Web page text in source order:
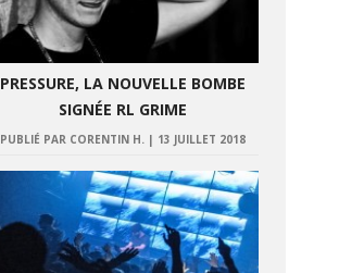
PRESSURE, LA NOUVELLE BOMBE
SIGNÉE RL GRIME
PUBLIÉ PAR CORENTIN H. | 13 JUILLET 2018